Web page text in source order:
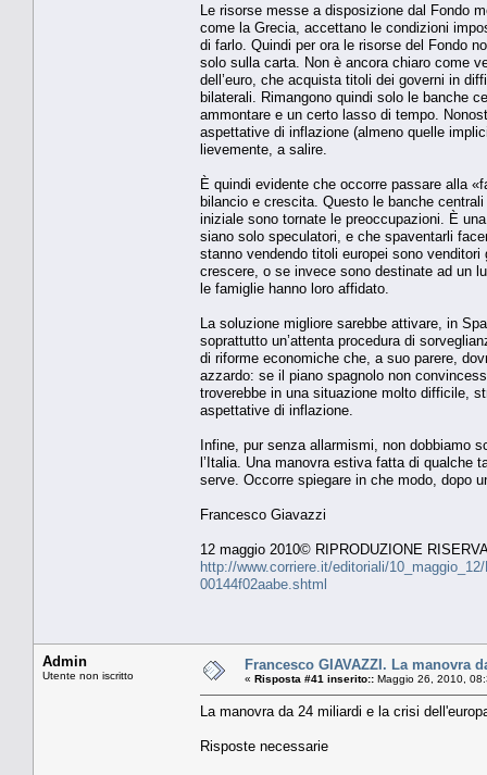
Le risorse messe a disposizione dal Fondo
come la Grecia, accettano le condizioni
di farlo. Quindi per ora le risorse del Fondo
solo sulla carta. Non è ancora chiaro come
dell’euro, che acquista titoli dei governi in
bilaterali. Rimangono quindi solo le banche
ammontare e un certo lasso di tempo.
aspettative di inflazione (almeno quelle
lievemente, a salire.
È quindi evidente che occorre passare alla
bilancio e crescita. Questo le banche
iniziale sono tornate le preoccupazioni. È
siano solo speculatori, e che spaventarli
stanno vendendo titoli europei sono
crescere, o se invece sono destinate ad un
le famiglie hanno loro affidato.
La soluzione migliore sarebbe attivare, in
soprattutto un’attenta procedura di
di riforme economiche che, a suo parere,
azzardo: se il piano spagnolo non
troverebbe in una situazione molto difficile,
aspettative di inflazione.
Infine, pur senza allarmismi, non dobbiamo
l’Italia. Una manovra estiva fatta di qualche
serve. Occorre spiegare in che modo, dopo
Francesco Giavazzi
12 maggio 2010© RIPRODUZIONE
http://www.corriere.it/editoriali/
00144f02aabe.shtml
Admin
Utente non iscritto
Francesco GIAVAZZI. La manovra
« Risposta #41 inserito:: Maggio 26, 2010,
La manovra da 24 miliardi e la crisi
Risposte necessarie